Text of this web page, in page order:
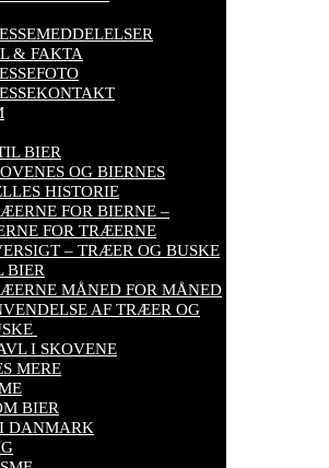
& FAKTA
BIER
OG BIERNES
HISTORIE
FOR BIERNE –
FOR TRÆERNE
– TRÆER OG BUSKE
BIER
MÅNED FOR MÅNED
AF TRÆER OG
I SKOVENE
MERE
BIER
DANMARK